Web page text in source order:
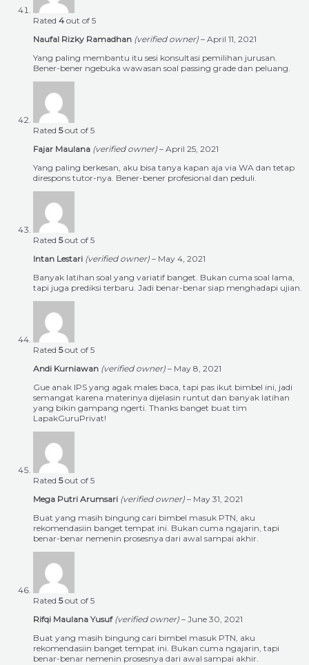
Rated 4 out of 5
Naufal Rizky Ramadhan (verified owner) – April 11, 2021
Yang paling membantu itu sesi konsultasi pemilihan jurusan.
Bener-bener ngebuka wawasan soal passing grade dan peluang.
Rated 5out of 5
Fajar Maulana (verified owner) – April 25, 2021
Yang paling berkesan, aku bisa tanya kapan aja via WA dan tetap
direspons tutor-nya. Bener-bener profesional dan peduli.
Rated 5out of 5
Intan Lestari (verified owner) – May 4, 2021
Banyak latihan soal yang variatif banget. Bukan cuma soal lama,
tapi juga prediksi terbaru. Jadi benar-benar siap menghadapi ujian.
Rated 5out of 5
Andi Kurniawan (verified owner) – May 8, 2021
Gue anak IPS yang agak males baca, tapi pas ikut bimbel ini, jadi
semangat karena materinya dijelasin runtut dan banyak latihan
yang bikin gampang ngerti. Thanks banget buat tim
LapakGuruPrivat!
Rated 5out of 5
Mega Putri Arumsari (verified owner) – May 31, 2021
Buat yang masih bingung cari bimbel masuk PTN, aku
rekomendasiin banget tempat ini. Bukan cuma ngajarin, tapi
benar-benar nemenin prosesnya dari awal sampai akhir.
Rated 5out of 5
Rifqi Maulana Yusuf (verified owner) – June 30, 2021
Buat yang masih bingung cari bimbel masuk PTN, aku
rekomendasiin banget tempat ini. Bukan cuma ngajarin, tapi
benar-benar nemenin prosesnya dari awal sampai akhir.